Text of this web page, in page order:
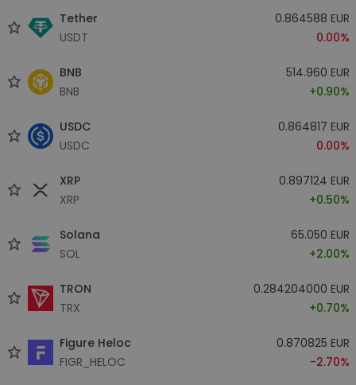
Tether
USDT
0.864588 EUR
0.00%
BNB
BNB
514.960 EUR
+0.90%
USDC
USDC
0.864817 EUR
0.00%
XRP
XRP
0.897124 EUR
+0.50%
Solana
SOL
65.050 EUR
+2.00%
TRON
TRX
0.284204000 EUR
+0.70%
Figure Heloc
FIGR_HELOC
0.870825 EUR
-2.70%